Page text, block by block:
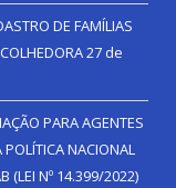
DE FAMÍLIAS
27 de
PARA AGENTES
NACIONAL
(LEI Nº 14.399/2022)